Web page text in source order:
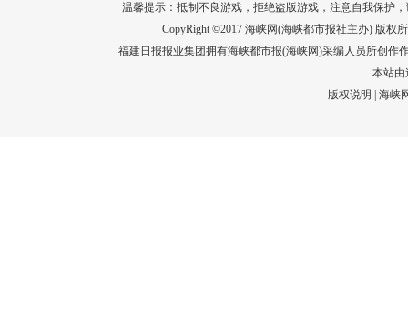
温馨提示：抵制不良游戏，拒绝盗版游戏，注意自我保护
CopyRight ©2017 海峡网(海峡都市报社主办) 版权
福建日报报业集团拥有海峡都市报(海峡网)采编人员所创作
本站由
版权说明
|海峡